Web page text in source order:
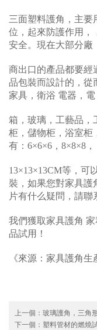
三面塑料護角，主要
位，起來防護作用，
安全。現在大部分廠
商出口的產品都要經
品包裝而設計的，從
家具，衛浴 電器，電
箱，玻璃，工藝品，
柜，儲物柜，浴室柜
有：6×6×6，8×8×8，
13×13×13CM等，可
裝，如果您對家具護
片有什么疑問，請聯
我們獲取家具護角
品試用！
《來源：家具護角生
上一個： 玻璃護角，三角
下一個： 塑料管材的燃燒